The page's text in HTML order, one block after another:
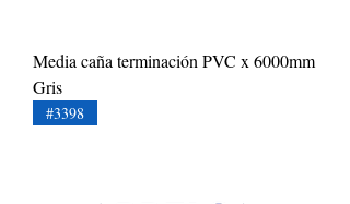
Media caña terminación PVC x 6000mm
Gris
#3398